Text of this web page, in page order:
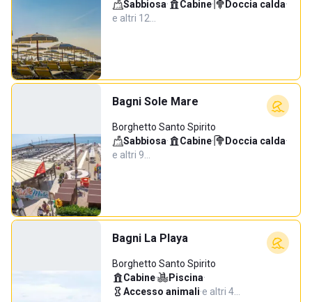
Sabbiosa· Cabine· Doccia calda·
e altri 12…
Bagni Sole Mare
Borghetto Santo Spirito
Sabbiosa· Cabine· Doccia calda·
e altri 9…
Bagni La Playa
Borghetto Santo Spirito
Cabine· Piscina·
Accesso animali·e altri 4…